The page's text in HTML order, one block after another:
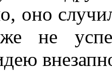
оно
не